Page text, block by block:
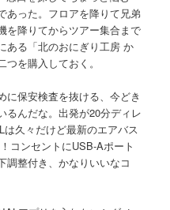
あった。フロアを降りて兄弟
を降りてからツアー集合まで
ある「北のおにぎり工房 か
を購入しておく。
に保安検査を抜ける、今どき
るんだな。出発が20分ディレ
久々だけど最新のエアバス
コンセントにUSB-Aポート
調整付き、かなりいいなコ